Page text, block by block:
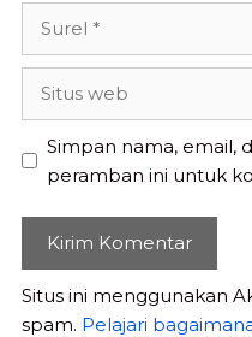
Simpan nama, email,
peramban ini untuk
Situs ini menggunakan
spam. Pelajari